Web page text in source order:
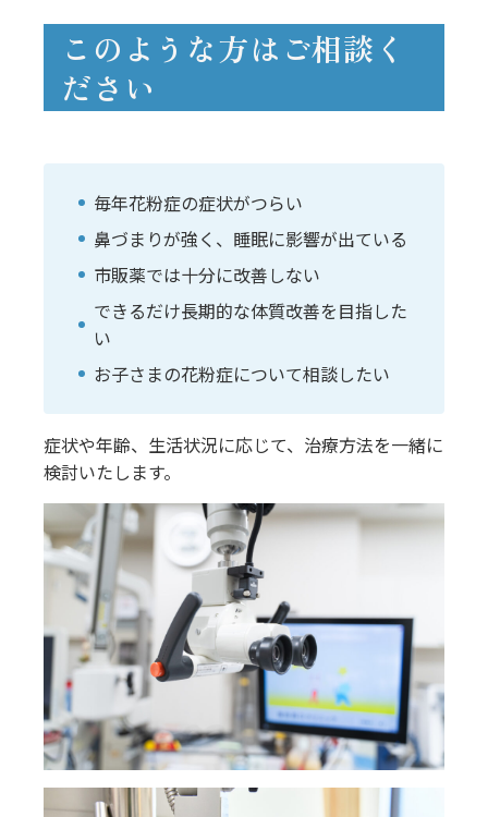
このような方はご相談く
ださい
毎年花粉症の症状がつらい
鼻づまりが強く、睡眠に影響が出ている
市販薬では十分に改善しない
できるだけ長期的な体質改善を目指した
い
お子さまの花粉症について相談したい
症状や年齢、生活状況に応じて、治療方法を一緒に
検討いたします。